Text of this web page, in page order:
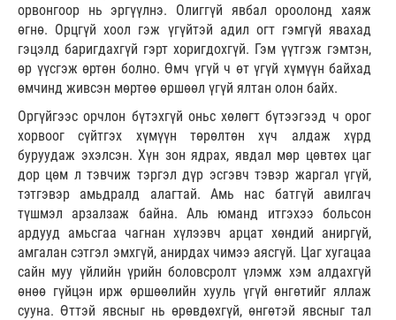
орвонгоор нь эргүүлнэ. Олиггүй явбал ороолонд хаяж
өгнө. Орцгүй хоол гэж үгүйтэй адил огт гэмгүй явахад
гэцэлд баригдахгүй гэрт хоригдохгүй. Гэм үүтгэж гэмтэн,
өр үүсгэж өртөн болно. Өмч үгүй ч өт үгүй хүмүүн байхад
өмчинд живсэн мөртөө өршөөл үгүй ялтан олон байх.
Оргүйгээс орчлон бүтэхгүй оньс хөлөгт бүтээгээд ч орог
хорвоог сүйтгэх хүмүүн төрөлтөн хүч алдаж хүрд
буруудаж эхэлсэн. Хүн зон ядрах, явдал мөр цөвтөх цаг
дор цөм л тэвчиж тэргэл дүр эсгэвч тэвэр жаргал үгүй,
тэтгэвэр амьдралд алагтай. Амь нас батгүй авилгач
түшмэл арзалзаж байна. Аль юманд итгэхээ больсон
ардууд амьсгаа чагнан хүлээвч арцат хөндий аниргүй,
амгалан сэтгэл эмхгүй, анирдах чимээ аясгүй. Цаг хугацаа
сайн муу үйлийн үрийн боловсролт үлэмж хэм алдахгүй
өнөө гүйцэн ирж өршөөлийн хууль үгүй өнгөтийг яллаж
сууна. Өттэй явсныг нь өрөвдөхгүй, өнгөтэй явсныг тал